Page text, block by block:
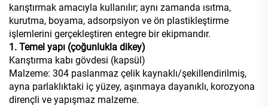
karıştırmak amacıyla kullanılır; aynı zamanda ısıtma,
kurutma, boyama, adsorpsiyon ve ön plastikleştirme
işlemlerini gerçekleştiren entegre bir ekipmandır.
1. Temel yapı (çoğunlukla dikey)
Karıştırma kabı gövdesi (kapsül)
Malzeme: 304 paslanmaz çelik kaynaklı/şekillendirilmiş,
ayna parlaklıktaki iç yüzey, aşınmaya dayanıklı, korozyona
dirençli ve yapışmaz malzeme.